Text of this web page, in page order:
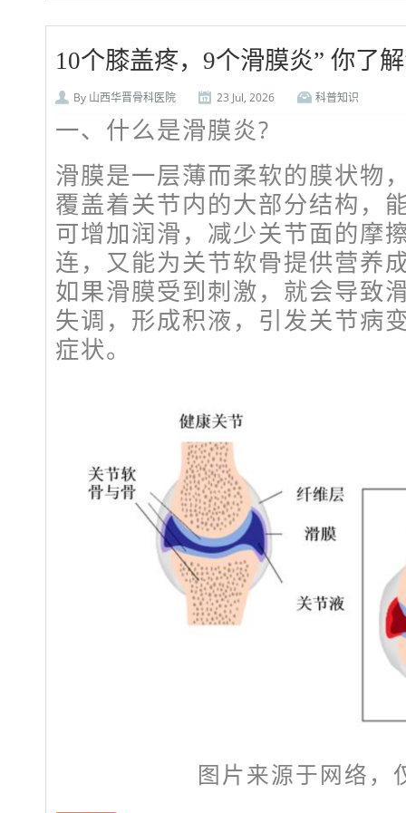
10个膝盖疼，9个滑膜炎” 你了
By 山西华晋骨科医院 23 Jul, 2026 科普知识
一、什么是滑膜炎?
滑膜是一层薄而柔软的膜状物
覆盖着关节内的大部分结构，
可增加润滑，减少关节面的摩
连，又能为关节软骨提供营养
如果滑膜受到刺激，就会导致
失调，形成积液，引发关节病
症状。
图片来源于网络，